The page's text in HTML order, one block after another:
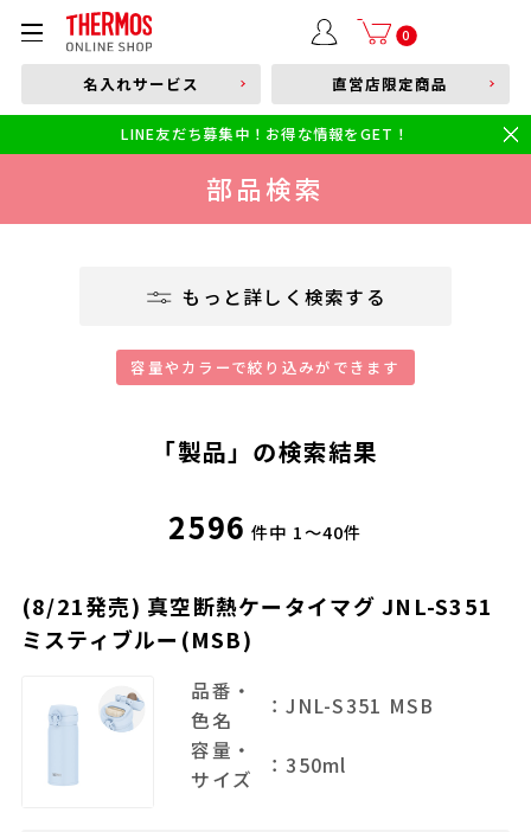
0
部品購入はこちら
本体品番やキーワードを入力
食洗機対応 新製品
幼児・園児向け水筒
名入れサービス 直営店限定商品
LINE友だち募集中！お得な情報をGET！
部品検索
もっと詳しく検索する
「製品」の検索結果
2596 件中 1～40件
(8/21発売) 真空断熱ケータイマグ JNL-S351
ミスティブルー(MSB)
品番・
色名
：JNL-S351 MSB
容量・
サイズ
：350ml